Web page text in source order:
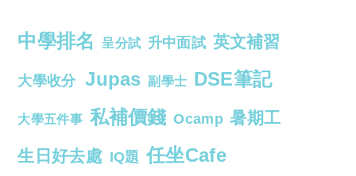
中學排名 呈分試 升中面試 英文補習
大學收分 Jupas 副學士 DSE筆記
大學五件事 私補價錢 Ocamp 暑期工
生日好去處 IQ題 任坐Cafe